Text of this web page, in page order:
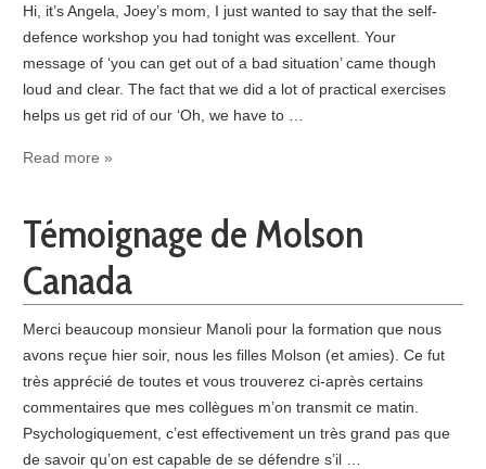
Hi, it’s Angela, Joey’s mom, I just wanted to say that the self-
defence workshop you had tonight was excellent. Your
message of ‘you can get out of a bad situation’ came though
loud and clear. The fact that we did a lot of practical exercises
helps us get rid of our ‘Oh, we have to …
Read more »
Témoignage de Molson
Canada
Merci beaucoup monsieur Manoli pour la formation que nous
avons reçue hier soir, nous les filles Molson (et amies). Ce fut
très apprécié de toutes et vous trouverez ci-après certains
commentaires que mes collègues m’on transmit ce matin.
Psychologiquement, c’est effectivement un très grand pas que
de savoir qu’on est capable de se défendre s’il …